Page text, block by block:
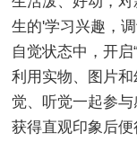
生的'学习兴趣，
自觉状态中，开
利用实物、图片
觉、听觉一起参
获得直观印象后便